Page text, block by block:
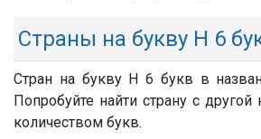
Страны на букву Н 6
Стран на букву Н 6 букв в
Попробуйте найти страну с
количеством букв.